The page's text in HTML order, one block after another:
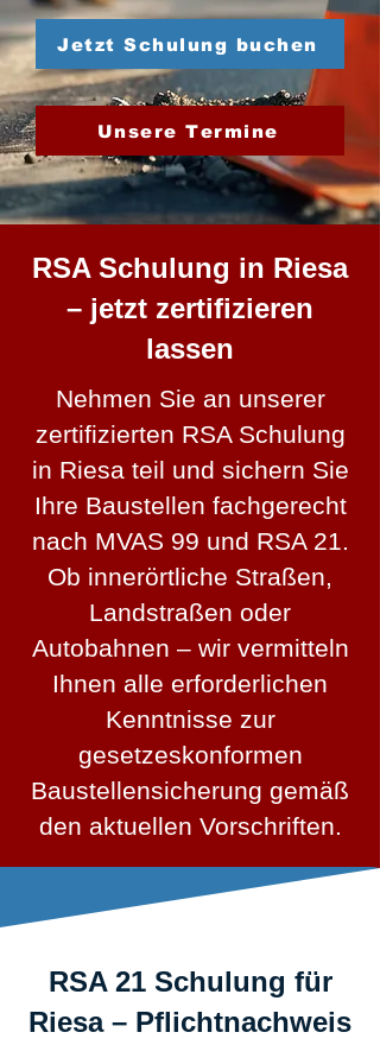
Jetzt Schulung buchen
Unsere Termine
RSA Schulung in Riesa
– jetzt zertifizieren
lassen
Nehmen Sie an unserer
zertifizierten RSA Schulung
in Riesa teil und sichern Sie
Ihre Baustellen fachgerecht
nach MVAS 99 und RSA 21.
Ob innerörtliche Straßen,
Landstraßen oder
Autobahnen – wir vermitteln
Ihnen alle erforderlichen
Kenntnisse zur
gesetzeskonformen
Baustellensicherung gemäß
den aktuellen Vorschriften.
RSA 21 Schulung für
Riesa – Pflichtnachweis